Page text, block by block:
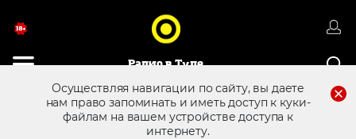
Радио в Туле
Осуществляя навигации по сайту, вы даете
нам право запоминать и иметь доступ к куки-
файлам на вашем устройстве доступа к
интернету.
8 (4872) 250 470 Реклама в эфире